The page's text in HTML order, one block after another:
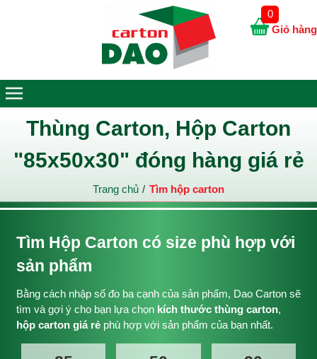
Thùng Carton, Hộp Carton
"85x50x30" đóng hàng giá rẻ
Trang chủ Tìm hộp carton
Tìm Hộp Carton có size phù hợp với
sản phẩm
Bằng cách nhập số đo ba cạnh của sản phẩm, Dao Carton sẽ
tìm và gợi ý cho bạn lựa chọn kích thước thùng carton,
hộp carton giá rẻphù hợp với sản phẩm của bạn nhất.
Giỏ hàng
0